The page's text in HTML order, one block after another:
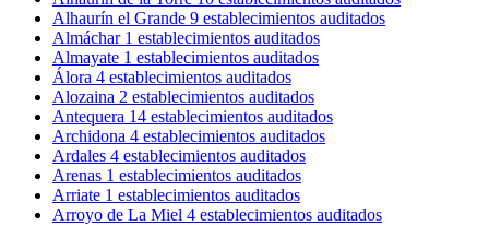
Alhaurín el Grande 9 establecimientos auditados
Almáchar 1 establecimientos auditados
Almayate 1 establecimientos auditados
Álora 4 establecimientos auditados
Alozaina 2 establecimientos auditados
Antequera 14 establecimientos auditados
Archidona 4 establecimientos auditados
Ardales 4 establecimientos auditados
Arenas 1 establecimientos auditados
Arriate 1 establecimientos auditados
Arroyo de La Miel 4 establecimientos auditados